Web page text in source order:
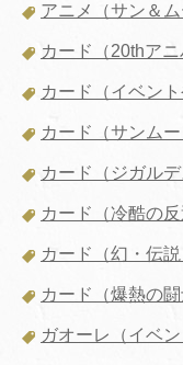
アニメ（サン＆ム
カード（20thアニ
カード（イベント
カード（サンムー
カード（ジガル
カード（冷酷の反
カード（幻・伝
カード（爆熱の闘
ガオーレ（イベン